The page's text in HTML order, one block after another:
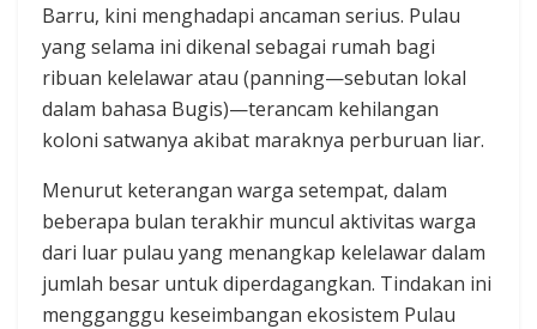
Barru, kini menghadapi ancaman serius. Pulau
yang selama ini dikenal sebagai rumah bagi
ribuan kelelawar atau (panning—sebutan lokal
dalam bahasa Bugis)—terancam kehilangan
koloni satwanya akibat maraknya perburuan liar.
Menurut keterangan warga setempat, dalam
beberapa bulan terakhir muncul aktivitas warga
dari luar pulau yang menangkap kelelawar dalam
jumlah besar untuk diperdagangkan. Tindakan ini
mengganggu keseimbangan ekosistem Pulau